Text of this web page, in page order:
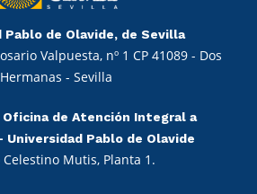
Pablo de Olavide, de Sevilla
Valpuesta, nº 1 CP 41089 - Dos
Hermanas - Sevilla
de Atención Integral a
Pablo de Olavide
Mutis, Planta 1.